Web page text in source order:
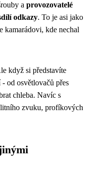
a provozovatelé
odkazy. To je asi jako
kamarádovi, kde nechal
když si představíte
od osvětlovačů přes
chleba. Navíc s
zvuku, profíkových